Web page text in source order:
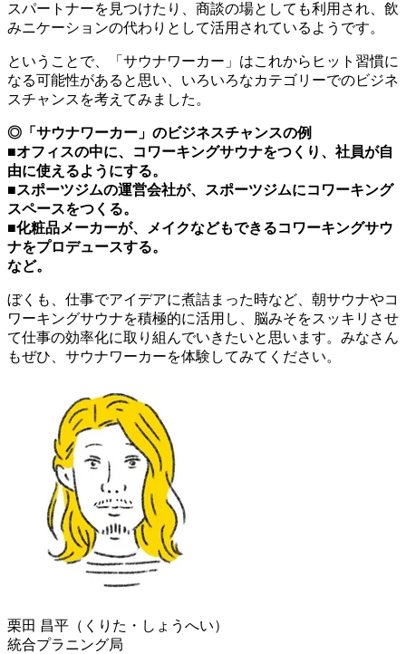
スパートナーを見つけたり、商談の場としても利用され、飲
みニケーションの代わりとして活用されているようです。
ということで、「サウナワーカー」はこれからヒット習慣に
なる可能性があると思い、いろいろなカテゴリーでのビジネ
スチャンスを考えてみました。
◎「サウナワーカー」のビジネスチャンスの例
■オフィスの中に、コワーキングサウナをつくり、社員が自
由に使えるようにする。
■スポーツジムの運営会社が、スポーツジムにコワーキング
スペースをつくる。
■化粧品メーカーが、メイクなどもできるコワーキングサウ
ナをプロデュースする。
など。
ぼくも、仕事でアイデアに煮詰まった時など、朝サウナやコ
ワーキングサウナを積極的に活用し、脳みそをスッキリさせ
て仕事の効率化に取り組んでいきたいと思います。みなさん
もぜひ、サウナワーカーを体験してみてください。
栗田 昌平（くりた・しょうへい）
統合プラニング局